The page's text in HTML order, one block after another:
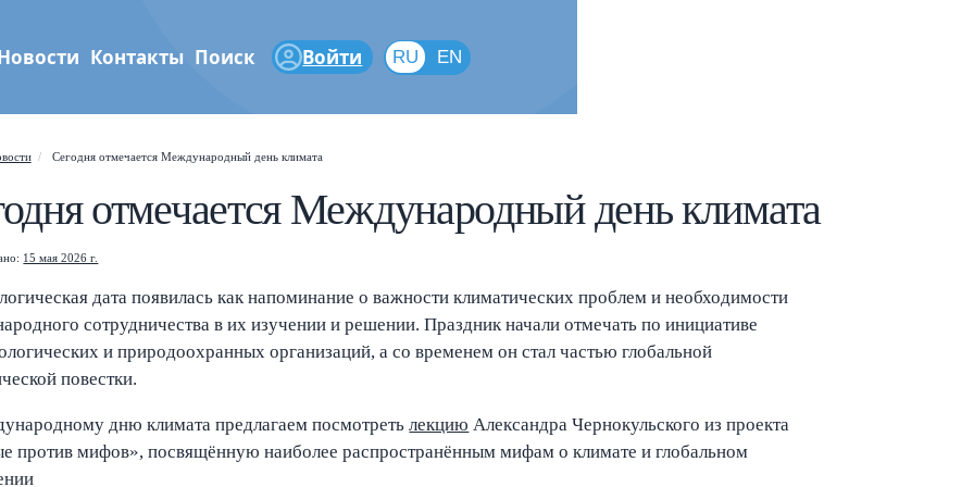
Контакты Поиск Войти RU EN
RU
Сегодня отмечается Международный день климата
отмечается Международный день климата
15 мая 2026 г.
дата появилась как напоминание о важности климатических проблем и необходимости
сотрудничества в их изучении и решении. Праздник начали отмечать по инициативе
и природоохранных организаций, а со временем он стал частью глобальной
повестки.
дню климата предлагаем посмотретьлекцию Александра Чернокульского из проекта
против мифов», посвящённую наиболее распространённым мифам о климате и глобальном
popup /
posts